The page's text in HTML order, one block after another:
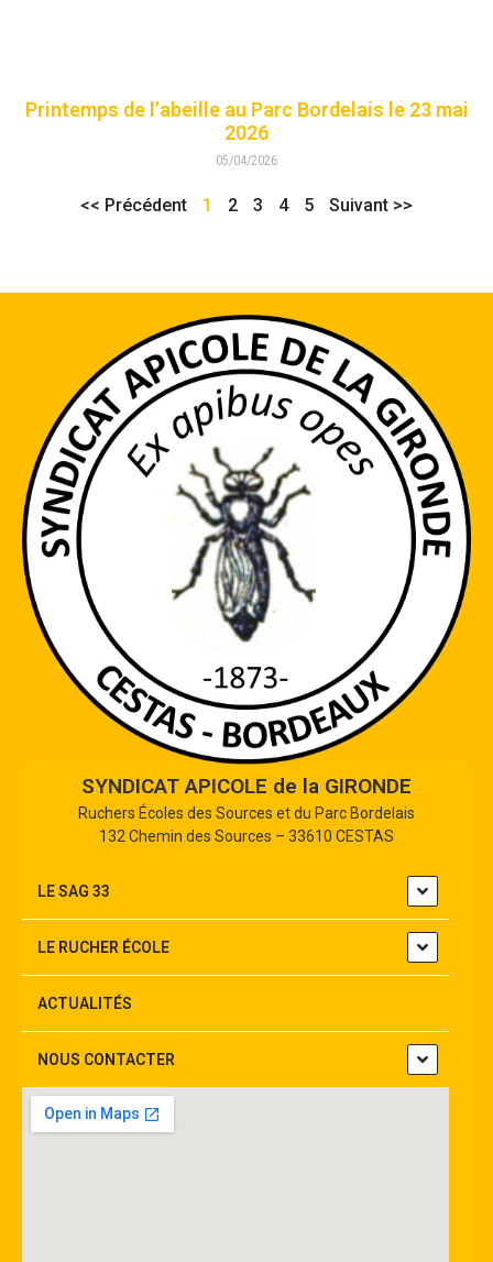
Printemps de l’abeille au Parc Bordelais le 23 mai
2026
05/04/2026
<< Précédent 1 2 3 4 5 Suivant >>
SYNDICAT APICOLE de la GIRONDE
Ruchers Écoles des Sources et du Parc Bordelais
132 Chemin des Sources – 33610 CESTAS
LE SAG 33
LE RUCHER ÉCOLE
ACTUALITÉS
NOUS CONTACTER